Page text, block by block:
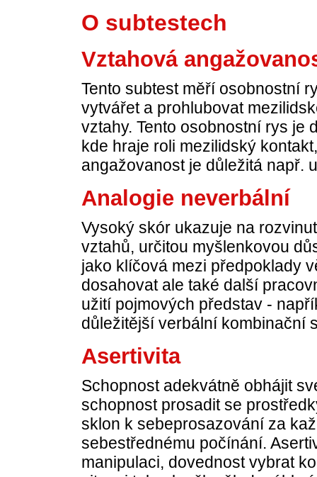
O subtestech
Vztahová
Tento subtest měří osobnostní
vytvářet a prohlubovat
vztahy. Tento osobnostní rys je
kde hraje roli mezilidský
angažovanost je důležitá např.
Analogie neverbální
Vysoký skór ukazuje na
vztahů, určitou myšlenkovou
jako klíčová mezi předpoklady
dosahovat ale také další
užití pojmových představ -
důležitější verbální kombinační
Asertivita
Schopnost adekvátně obhájit
schopnost prosadit se
sklon k sebeprosazování za
sebestřednému počínání.
manipulaci, dovednost vybrat